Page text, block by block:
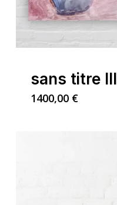
sans titre III
1400,00 €